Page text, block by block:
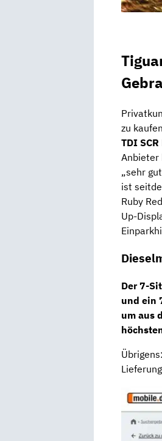
zu
TDI
Anbieter
„sehr
ist
Ruby
Up-
Der7-
und ein
um aus